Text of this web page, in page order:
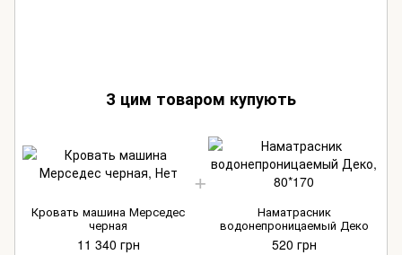
З цим товаром купують
Кровать машина Мерседес
черная
11 340 грн
Наматрасник
водонепроницаемый Деко
520 грн